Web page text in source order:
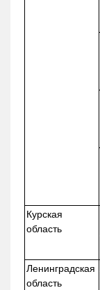
Курская
область
Ленинградская
область